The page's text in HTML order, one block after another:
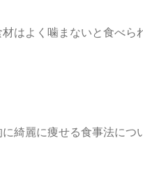
はよく噛まないと食べら
綺麗に痩せる食事法につ